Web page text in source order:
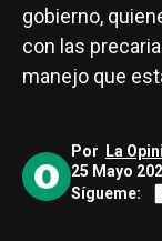
gobierno,
con las
manejo que
Por
La
25 Mayo
Sígueme: